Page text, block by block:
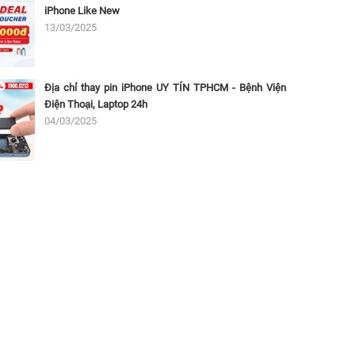
iPhone Like New
13/03/2025
Địa chỉ thay pin iPhone UY TÍN TPHCM - Bệnh Viện
Điện Thoại, Laptop 24h
04/03/2025